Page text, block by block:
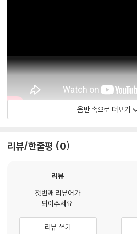
음반 속으로 더보기
리뷰/한줄평 0
리뷰
첫번째 리뷰어가
되어주세요.
리뷰 쓰기